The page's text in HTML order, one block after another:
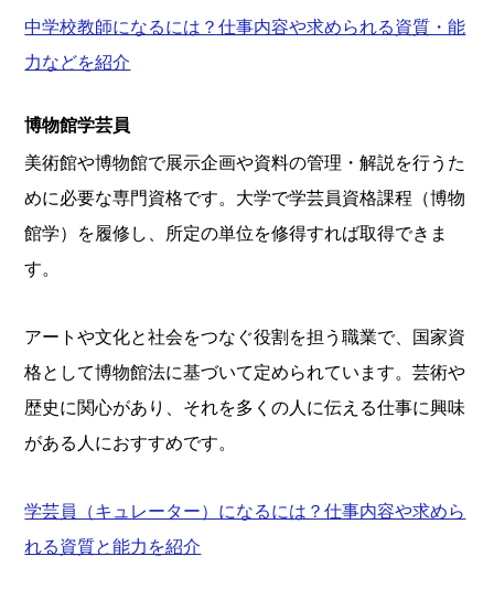
中学校教師になるには？仕事内容や求められる資質・能
力などを紹介
博物館学芸員
美術館や博物館で展示企画や資料の管理・解説を行うた
めに必要な専門資格です。大学で学芸員資格課程（博物
館学）を履修し、所定の単位を修得すれば取得できま
す。
アートや文化と社会をつなぐ役割を担う職業で、国家資
格として博物館法に基づいて定められています。芸術や
歴史に関心があり、それを多くの人に伝える仕事に興味
がある人におすすめです。
学芸員（キュレーター）になるには？仕事内容や求めら
れる資質と能力を紹介